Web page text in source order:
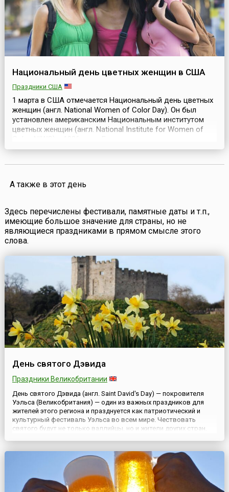
Национальный день цветных женщин в США
Праздники США
1 марта в США отмечается Национальный день цветных
женщин (англ. National Women of Color Day). Он был
установлен американским Национальным институтом
цветных женщин (англ. National Institute for Women of
— создать содружество коренных жительниц Африки,
А также в этот день
Здесь перечислены фестивали, памятные даты и т.п.,
имеющие большое значение для страны, но не
являющиеся праздниками в прямом смысле этого
слова.
День святого Дэвида
Праздники Великобритании
День святого Дэвида (англ. Saint David's Day) — покровителя
Уэльса (Великобритания) — один из важных праздников для
жителей этого региона и празднуется как патриотический и
культурный фестиваль Уэльса во всем мире. Чествовать
святого будут не только валлийцы, но и жители других стран,